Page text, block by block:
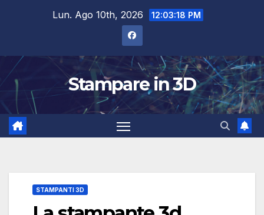
Lun. Ago 10th, 2026 12:03:18 PM
Stampare in 3D
STAMPANTI 3D